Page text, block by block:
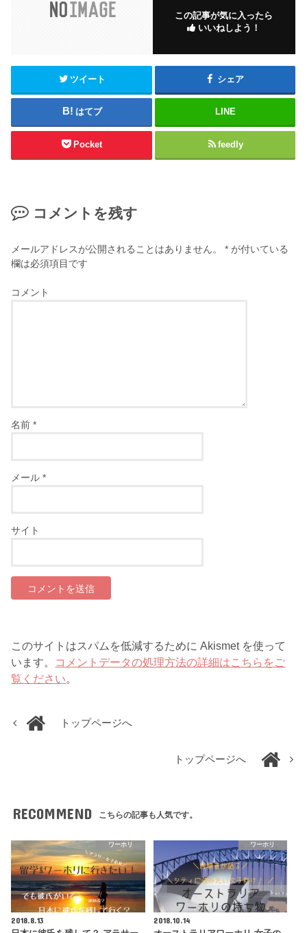
この記事が気に入ったら
いいねしよう！
ツイート シェア
はてブ LINE
Pocket feedly
コメントを残す
メールアドレスが公開されることはありません。 * が付いている
欄は必須項目です
コメント
名前*
メール*
サイト
このサイトはスパムを低減するために Akismet を使って
います。 コメントデータの処理方法の詳細はこちらをご
覧ください。
トップページへ
トップページへ
RECOMMEND こちらの記事も人気です。
ワーホリ
2018.8.13
ワーホリ
2018.10.14